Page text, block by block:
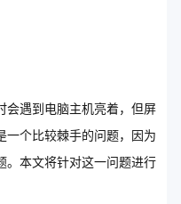
会遇到电脑主机亮着，但屏
一个比较棘手的问题，因为
。本文将针对这一问题进行